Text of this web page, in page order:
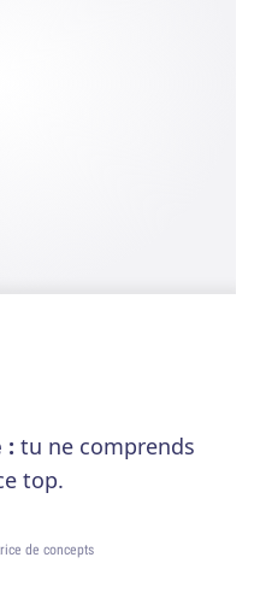
: tu ne comprends
top.
de concepts